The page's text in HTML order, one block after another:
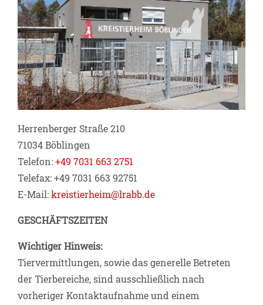
Herrenberger Straße 210
71034 Böblingen
Telefon:+49 7031 663 2751
Telefax: +49 7031 663 92751
E-Mail:kreistierheim@lrabb.de
GESCHÄFTSZEITEN
Wichtiger Hinweis:
Tiervermittlungen, sowie das generelle Betreten
der Tierbereiche, sind ausschließlich nach
vorheriger Kontaktaufnahme und einem